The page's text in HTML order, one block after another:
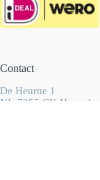
Contact
De Heurne 1
NL-7255 CK Hengelo